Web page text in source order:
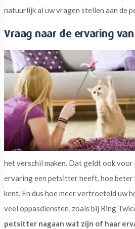
natuurlijk al uw vragen stellen aan de
Vraag naar de ervaring
het verschil maken. Dat geldt ook
ervaring een petsitter heeft, hoe beter
kent. En dus hoe meer vertroeteld uw
veel oppasdiensten, zoals bij Ring
petsitter nagaan wat zijn of haar